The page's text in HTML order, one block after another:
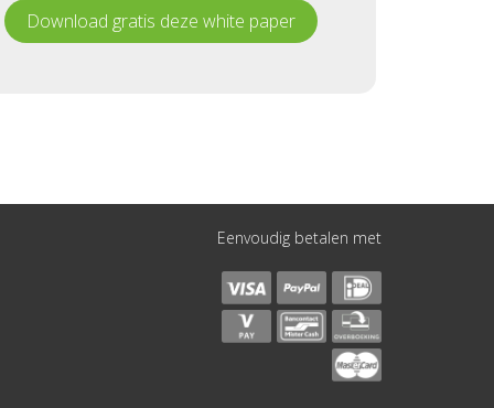
Download gratis deze white paper
Eenvoudig betalen met